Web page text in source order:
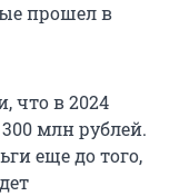
прошел в
что в 2024
млн рублей.
еще до того,